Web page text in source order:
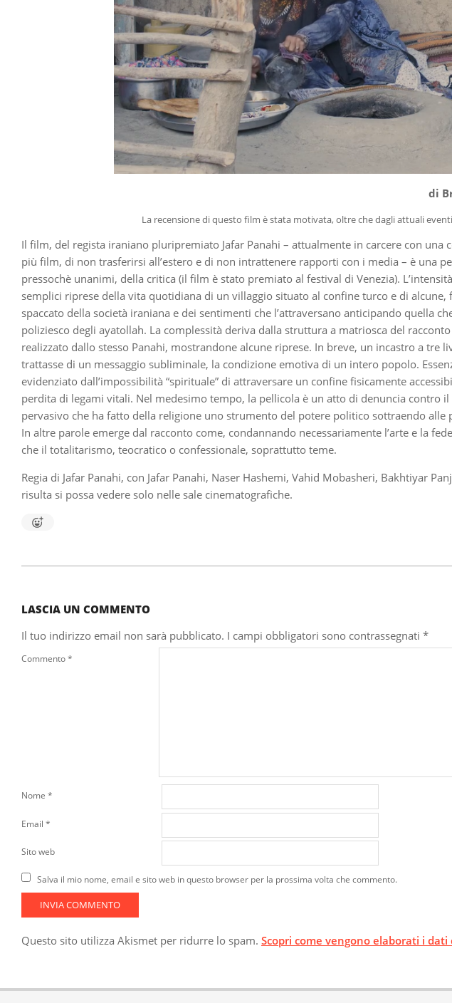
di
La recensione di questo film è stata motivata, oltre che dagli attuali
Il film, del regista iraniano pluripremiato Jafar Panahi – attualmente in carcere con
più film, di non trasferirsi all’estero e di non intrattenere rapporti con i media – è una
pressochè unanimi, della critica (il film è stato premiato al festival di Venezia).
semplici riprese della vita quotidiana di un villaggio situato al confine turco e di
spaccato della società iraniana e dei sentimenti che l’attraversano anticipando quella
poliziesco degli ayatollah. La complessità deriva dalla struttura a matriosca del
realizzato dallo stesso Panahi, mostrandone alcune riprese. In breve, un incastro a
trattasse di un messaggio subliminale, la condizione emotiva di un intero popolo.
evidenziato dall’impossibilità “spirituale” di attraversare un confine fisicamente
perdita di legami vitali. Nel medesimo tempo, la pellicola è un atto di denuncia
pervasivo che ha fatto della religione uno strumento del potere politico sottraendo
In altre parole emerge dal racconto come, condannando necessariamente l’arte e la
che il totalitarismo, teocratico o confessionale, soprattutto teme.
Regia di Jafar Panahi, con Jafar Panahi, Naser Hashemi, Vahid Mobasheri, Bakhtiyar
risulta si possa vedere solo nelle sale cinematografiche.
18
LASCIA UN COMMENTO
Il tuo indirizzo email non sarà pubblicato. I campi obbligatori sono contrassegnati *
Commento*
Nome *
Email *
Sito web
Salva il mio nome, email e sito web in questo browser per la prossima volta che commento.
Questo sito utilizza Akismet per ridurre lo spam. Scopri come vengono elaborati i